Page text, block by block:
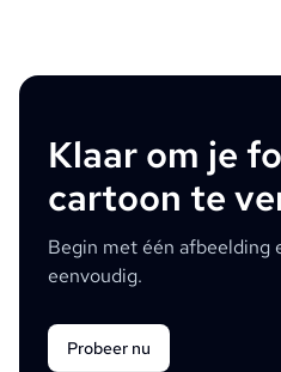
Klaar om je
cartoon te
Begin met één afbeelding
eenvoudig.
Probeer nu